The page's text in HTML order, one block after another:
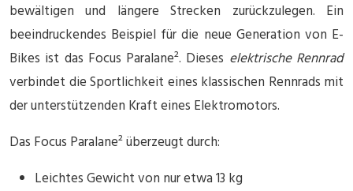
bewältigen und längere Strecken zurückzulegen. Ein
beeindruckendes Beispiel für die neue Generation von E-
Bikes ist das Focus Paralane². Dieses elektrische Rennrad
verbindet die Sportlichkeit eines klassischen Rennrads mit
der unterstützenden Kraft eines Elektromotors.
Das Focus Paralane² überzeugt durch:
Leichtes Gewicht von nur etwa 13 kg